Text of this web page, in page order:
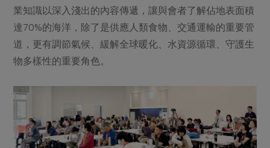
防災用品
最新產品
素食專區
樂齡友善
養身食補
節慶大餐
高麗菜海鮮煎餅
把最好的台灣味帶回家！
典藏閱覽室
最新消息
媒體報導
地區活動
社務會議 地區活動
活動報下載
業知識以深入淺出的內容傳遞，讓與會者了解佔地表面積
達70%的海洋，除了是供應人類食物、交通運輸的重要管
道，更有調節氣候、緩解全球暖化、水資源循環、守護生
物多樣性的重要角色。